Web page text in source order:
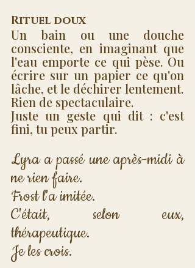
Rituel doux
Un bain ou une douche
consciente, en imaginant que
l'eau emporte ce qui pèse. Ou
écrire sur un papier ce qu'on
Rien de spectaculaire.
Juste un geste qui dit : c'est
fini, tu peux partir.
Lyra a passé une après-midi à
ne rien faire.
Frost l'a imitée.
C'était, selon eux,
thérapeutique.
Je les crois.